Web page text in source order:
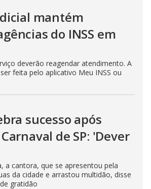
mantém
do INSS em
deverão reagendar atendimento. A
feita pelo aplicativo Meu INSS ou
sucesso após
de SP: 'Dever
a cantora, que se apresentou pela
da cidade e arrastou multidão, disse
gratidão